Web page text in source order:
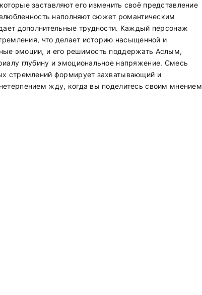
заставляют его изменить своё представление
наполняют сюжет романтическим
дополнительные трудности. Каждый персонаж
что делает историю насыщенной и
эмоции, и его решимость поддержать Аслым,
глубину и эмоциональное напряжение. Смесь
стремлений формирует захватывающий и
жду, когда вы поделитесь своим мнением